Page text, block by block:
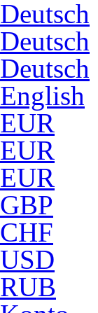
Deutsch
Deutsch
Deutsch
English
EUR
EUR
EUR
GBP
CHF
USD
RUB